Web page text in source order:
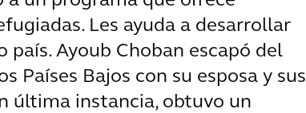
Les ayuda a desarrollar
Ayoub Choban escapó del
Países Bajos con su esposa y sus
última instancia, obtuvo un